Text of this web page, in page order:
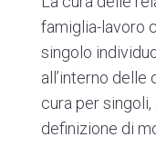
famiglia-lavoro
singolo
all’interno delle
cura per
definizione di